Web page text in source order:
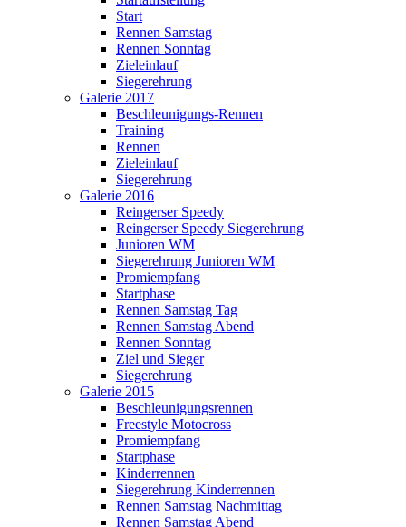
Start
Rennen Samstag
Rennen Sonntag
Zieleinlauf
Siegerehrung
Galerie 2017
Beschleunigungs-Rennen
Training
Rennen
Zieleinlauf
Siegerehrung
Galerie 2016
Reingerser Speedy
Reingerser Speedy Siegerehrung
Junioren WM
Siegerehrung Junioren WM
Promiempfang
Startphase
Rennen Samstag Tag
Rennen Samstag Abend
Rennen Sonntag
Ziel und Sieger
Siegerehrung
Galerie 2015
Beschleunigungsrennen
Freestyle Motocross
Promiempfang
Startphase
Kinderrennen
Siegerehrung Kinderrennen
Rennen Samstag Nachmittag
Rennen Samstag Abend